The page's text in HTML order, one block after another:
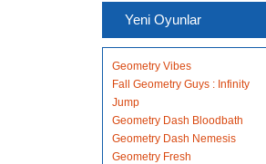
Yeni Oyunlar
Geometry Vibes
Fall Geometry Guys : Infinity
Jump
Geometry Dash Bloodbath
Geometry Dash Nemesis
Geometry Fresh